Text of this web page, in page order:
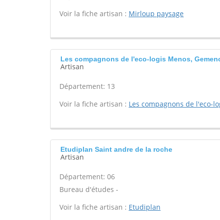
Voir la fiche artisan : Mirloup paysage
Les compagnons de l'eco-logis Menos,
Artisan
Département: 13
Voir la fiche artisan : Les compagnons de l'eco-
Etudiplan Saint andre de la roche
Artisan
Département: 06
Bureau d'études -
Voir la fiche artisan : Etudiplan